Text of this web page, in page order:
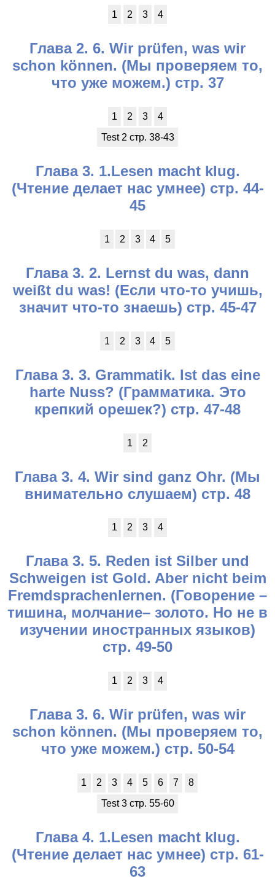
1 2 3 4
Глава 2. 6. Wir prüfen, was wir
schon können. (Мы проверяем то,
что уже можем.) стр. 37
1 2 3
4
Test 2 стр. 38-43
Глава 3. 1.Lesen macht klug.
(Чтение делает нас умнее) стр. 44-
45
1 2 3 4 5
Глава 3. 2. Lernst du was, dann
weißt du was! (Если что-то учишь,
значит что-то знаешь) стр. 45-47
1 2 3 4 5
Глава 3. 3. Grammatik. Ist das eine
harte Nuss? (Грамматика. Это
крепкий орешек?) стр. 47-48
1 2
Глава 3. 4. Wir sind ganz Ohr. (Мы
внимательно слушаем) стр. 48
1 2 3 4
Глава 3. 5. Reden ist Silber und
Schweigen ist Gold. Aber nicht beim
Fremdsprachenlernen. (Говорение –
тишина, молчание– золото. Но не в
изучении иностранных языков)
стр. 49-50
1 2 3 4
Глава 3. 6. Wir prüfen, was wir
schon können. (Мы проверяем то,
что уже можем.) стр. 50-54
1 2 3 4 5 6 7
8
Test 3 стр. 55-60
Глава 4. 1.Lesen macht klug.
(Чтение делает нас умнее) стр. 61-
63